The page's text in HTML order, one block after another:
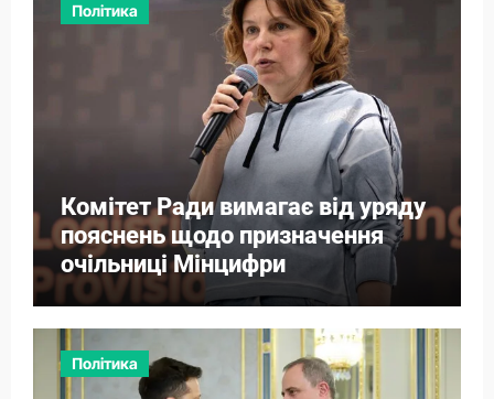
Політика
Комітет Ради вимагає від уряду
пояснень щодо призначення
очільниці Мінцифри
Політика